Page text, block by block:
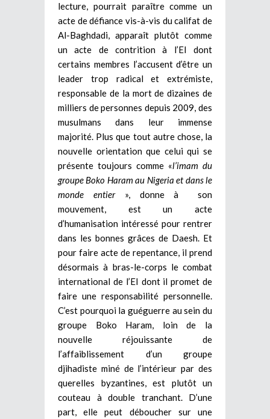
lecture, pourrait paraître comme un
acte de défiance vis-à-vis du califat de
Al-Baghdadi, apparaît plutôt comme
un acte de contrition à l’EI dont
certains membres l’accusent d’être un
leader trop radical et extrémiste,
responsable de la mort de dizaines de
milliers de personnes depuis 2009, des
musulmans dans leur immense
majorité. Plus que tout autre chose, la
nouvelle orientation que celui qui se
présente toujours comme «l’imam du
groupe Boko Haram au Nigeria et dans le
monde entier », donne à son
mouvement, est un acte
d’humanisation intéressé pour rentrer
dans les bonnes grâces de Daesh. Et
pour faire acte de repentance, il prend
désormais à bras-le-corps le combat
international de l’EI dont il promet de
faire une responsabilité personnelle.
C’est pourquoi la guéguerre au sein du
groupe Boko Haram, loin de la
nouvelle réjouissante de
l’affaiblissement d’un groupe
djihadiste miné de l’intérieur par des
querelles byzantines, est plutôt un
couteau à double tranchant. D’une
part, elle peut déboucher sur une